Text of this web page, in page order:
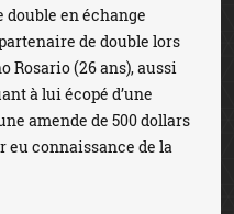
en échange
de double lors
Rosario (26 ans), aussi
à lui écopé d’une
amende de 500 dollars
eu connaissance de la